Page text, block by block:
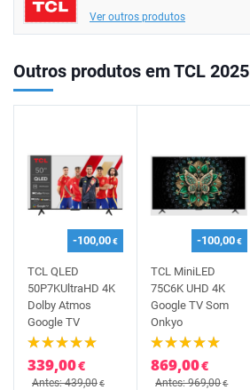
Ver outros produtos
Outros produtos em TCL 2025
-100,00€
TCL QLED
50P7KUltraHD 4K
Dolby Atmos
Google TV
339,00€
Antes: 439,00€
-100,00€
TCL MiniLED
75C6K UHD 4K
Google TV Som
Onkyo
869,00€
Antes: 969,00€